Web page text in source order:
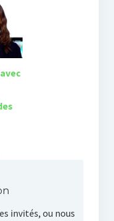
invités, ou nous